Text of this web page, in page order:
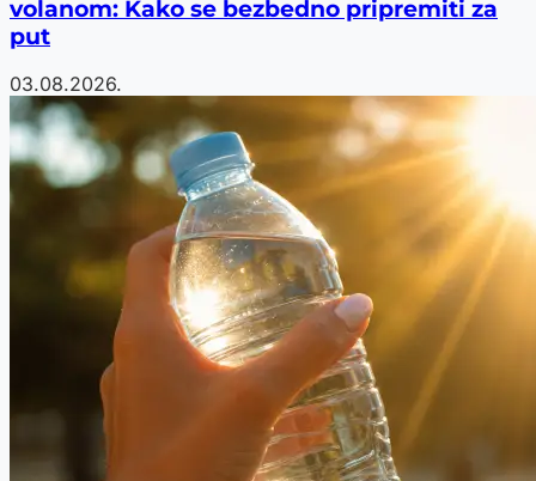
volanom: Kako se bezbedno pripremiti za
put
03.08.2026.